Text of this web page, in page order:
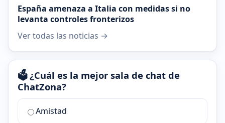
España amenaza a Italia con medidas si no
levanta controles fronterizos
Ver todas las noticias →
🗳️ ¿Cuál es la mejor sala de chat de
ChatZona?
¿Cuál
Amistad